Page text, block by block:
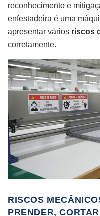
reconhecimento e
enfestadeira é uma
apresentar vários riscos
corretamente.
RISCOS
PRENDER,